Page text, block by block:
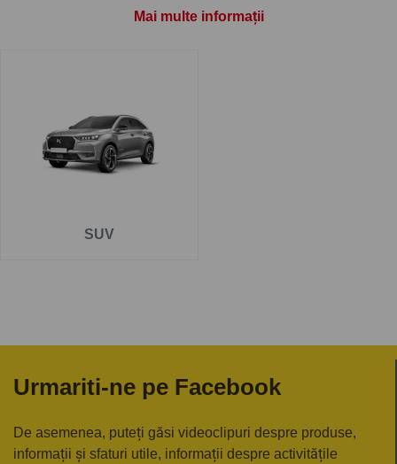
www.carlig.roveți găs cârlige remorcare de calitate și
de încredere pentru DS DS 7 Crossback . Toate cârligele
de remorcare au un tratament special de suprafață
anticorozivă și sunt cu
alege instalația electrică în funcție de ceea ce ați dori să
Mai multe informații
SUV
Urmariti-ne pe Facebook
De asemenea, puteți găsi videoclipuri despre produse,
informații și sfaturi utile, informații despre activitățile